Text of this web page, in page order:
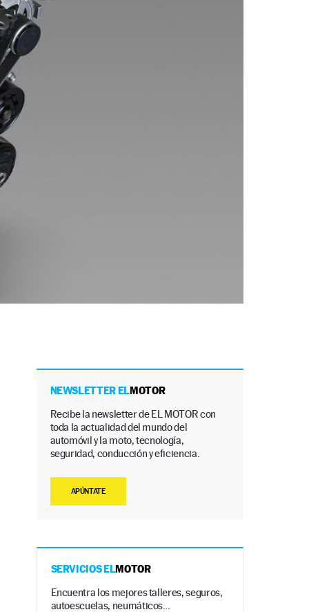
NEWSLETTER ELMOTOR
Recibe la newsletter de EL MOTOR con
toda la actualidad del mundo del
automóvil y la moto, tecnología,
seguridad, conducción y eficiencia.
APÚNTATE
SERVICIOS ELMOTOR
Encuentra los mejores talleres, seguros,
autoescuelas, neumáticos…